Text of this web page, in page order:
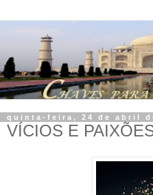
quinta-feira, 24 de abril
VÍCIOS E